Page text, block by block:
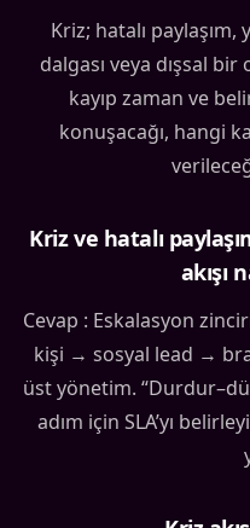
Kriz; hatalı
dalgası veya dışsal
kayıp zaman ve
konuşacağı, hangi
Kriz ve hatalı
akışı
Cevap : Eskalasyon
kişi → sosyal lead →
üst yönetim.
adım için SLA’yı